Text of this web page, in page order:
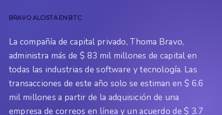
BRAVO ALCISTA EN BTC
La compañía de capital privado, Thoma Bravo,
administra más de $ 83 mil millones de capital en
todas las industrias de software y tecnología. Las
transacciones de este año solo se estiman en $ 6.6
mil millones a partir de la adquisición de una
empresa de correos en línea y un acuerdo de $ 3.7